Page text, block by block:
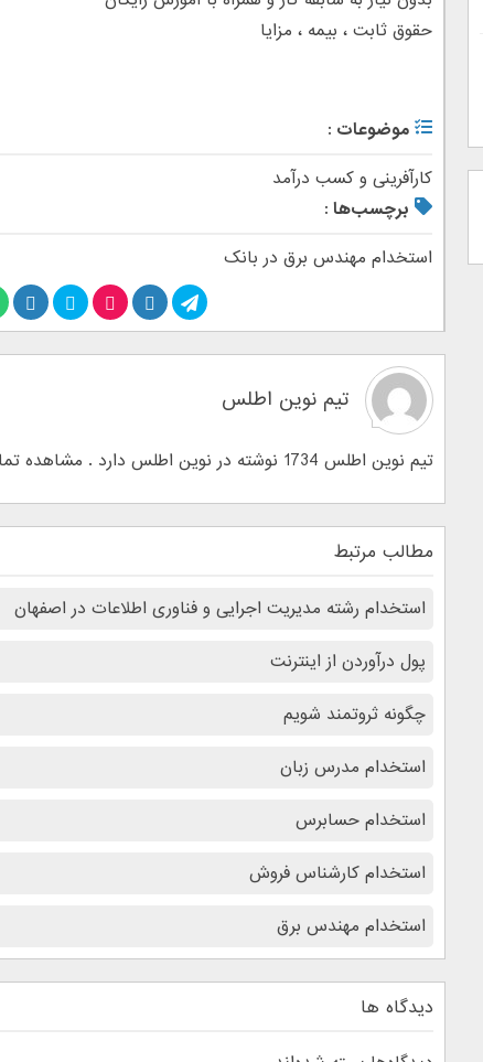
حقوق ثابت ، بیمه ، مزایا
موضوعات :
کارآفرینی و کسب درآمد
برچسب‌ها :
استخدام مهندس برق در بانک
تیم نوین اطلس
تیم نوین اطلس 1734 نوشته در نوین اطلس دارد . مشاهده تمام نوشته های
مطالب مرتبط
استخدام رشته مدیریت اجرایی و فناوری اطلاعات در اصفهان
پول درآوردن از اینترنت
چگونه ثروتمند شویم
استخدام مدرس زبان
استخدام حسابرس
استخدام کارشناس فروش
استخدام مهندس برق
دیدگاه ها